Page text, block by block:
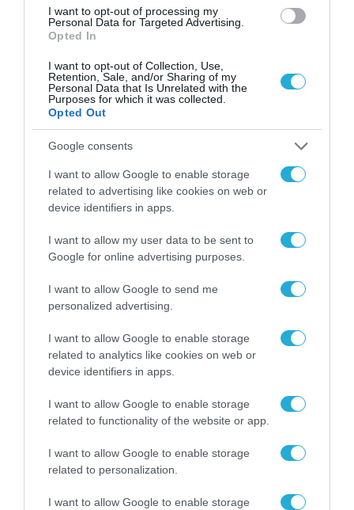
I want to opt-out of processing my
Personal Data for Targeted Advertising.
Opted In
I want to opt-out of Collection, Use,
Retention, Sale, and/or Sharing of my
Personal Data that Is Unrelated with the
Purposes for which it was collected.
Opted Out
Google consents
I want to allow Google to enable storage
related to advertising like cookies on web or
device identifiers in apps.
I want to allow my user data to be sent to
Google for online advertising purposes.
I want to allow Google to send me
personalized advertising.
I want to allow Google to enable storage
related to analytics like cookies on web or
device identifiers in apps.
I want to allow Google to enable storage
related to functionality of the website or app.
I want to allow Google to enable storage
related to personalization.
I want to allow Google to enable storage
σε δύο επίπεδα:
Σε ατομικό επίπεδο, οι εργαζόμενοι
χρειάζεται να αισθάνονται κατάλληλα
καταρτισμένοι και να αντιλαμβάνονται την
ΤΝ ως συνεργάτη.
Σε οργανωσιακό επίπεδο, οι υποδομές, οι
πολιτικές και η κουλτούρα οφείλουν να
εξελιχθούν ώστε να υποστηρίξουν τον
αντίκτυπο του Αgentic AI.
Κατερίνα Γλαβά, Εngineering
Data
LeaderστηνDeloitteΕλλάδος
Agentic AI σηματοδοτεί μια καθοριστική στιγμή
για το σύγχρονο επιχειρείν, υπαγορεύοντας την
άμεση μετάβαση από τους αποσπασματικούς
πειραματισμούς στον καθολικό εταιρικό
μετασχηματισμό. Δεν αρκεί πλέον να
ενσωματώνουμε την τεχνολογία σε
υπάρχουσες δομές, αλλά οφείλουμε να
επανασχεδιάσουμε την ίδια τη φύση της